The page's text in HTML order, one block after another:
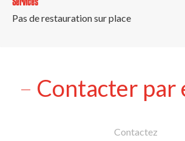
Pas de restauration sur place
Contacter par
Contactez